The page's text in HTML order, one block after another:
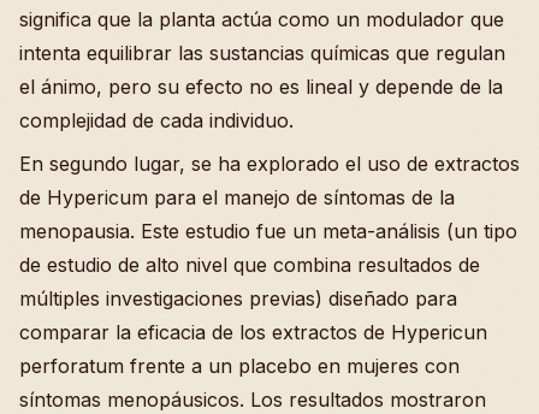
significa que la planta actúa como un modulador que
intenta equilibrar las sustancias químicas que regulan
el ánimo, pero su efecto no es lineal y depende de la
complejidad de cada individuo.
En segundo lugar, se ha explorado el uso de extractos
de Hypericum para el manejo de síntomas de la
menopausia. Este estudio fue un meta-análisis (un tipo
de estudio de alto nivel que combina resultados de
múltiples investigaciones previas) diseñado para
comparar la eficacia de los extractos de Hypericun
perforatum frente a un placebo en mujeres con
síntomas menopáusicos. Los resultados mostraron